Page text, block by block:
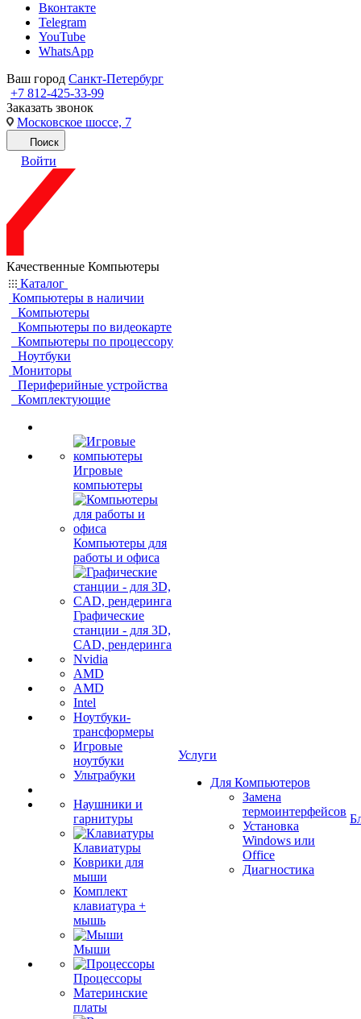
Вконтакте
Telegram
YouTube
WhatsApp
Ваш город Санкт-Петербург
+7 812-425-33-99
Заказать звонок
Московское шоссе, 7
Поиск
Войти
Качественные Компьютеры
Каталог
Компьютеры в наличии
Компьютеры
Компьютеры по видеокарте
Компьютеры по процессору
Ноутбуки
Мониторы
Периферийные устройства
Комплектующие
Игровые
компьютеры
Компьютеры для
работы и офиса
Графические
станции - для 3D,
CAD, рендеринга
Nvidia
AMD
AMD
Intel
Ноутбуки-
трансформеры
Игровые
ноутбуки
Ультрабуки
Наушники и
гарнитуры
Клавиатуры
Коврики для
мыши
Комплект
клавиатура +
мышь
Мыши
Процессоры
Материнские
платы
Услуги
Для Компьютеров
Замена
термоинтерфейсов
Установка
Windows или
Office
Диагностика